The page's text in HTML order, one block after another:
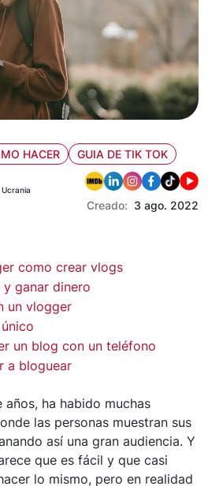
HACER
GUIA DE TIK TOK
Creado: 3 ago. 2022
como crear vlogs
ganar dinero
un vlogger
un blog con un teléfono
a bloguear
años, ha habido muchas
las personas muestran sus
así una gran audiencia. Y
que es fácil y que casi
lo mismo, pero en realidad